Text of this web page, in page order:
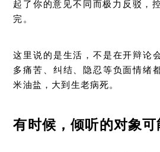
起了你的意见不同而极力反驳，
完。
这里说的是生活，不是在开辩论
多痛苦、纠结、隐忍等负面情绪
米油盐，大到生老病死。
有时候，倾听的对象